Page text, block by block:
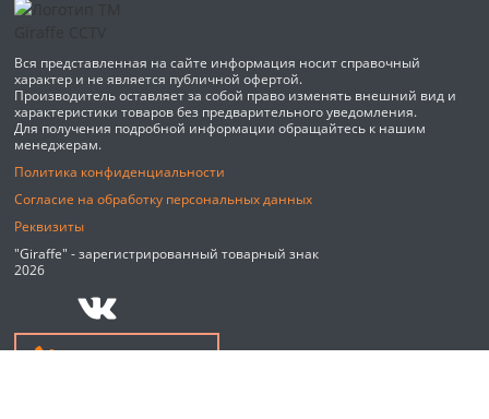
Вся представленная на сайте информация носит справочный
характер и не является публичной офертой.
Производитель оставляет за собой право изменять внешний вид и
характеристики товаров без предварительного уведомления.
Для получения подробной информации обращайтесь к нашим
менеджерам.
Политика конфиденциальности
Согласие на обработку персональных данных
Реквизиты
"Giraffe" - зарегистрированный товарный знак
2026